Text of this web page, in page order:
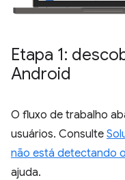
Etapa 1:
Android
O fluxo de trabalho
usuários. Consulte
não está detectando
ajuda.